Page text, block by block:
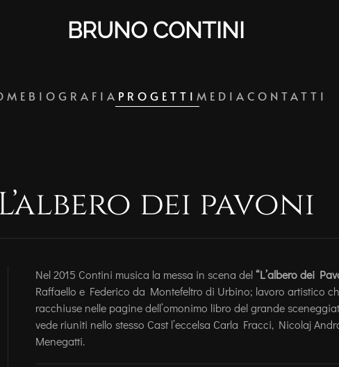
BRUNO CONTINI
BIOGRAFIA PROGETTI MEDIA CONTATTI
dei pavoni
Nel 2015 Contini musica la messa in scena del “L’albero dei
Raffaello e Federico da Montefeltro di Urbino; lavoro artistico
racchiuse nelle pagine dell’omonimo libro del grande
vede riuniti nello stesso Cast l’eccelsa Carla Fracci, Nicolaj
Menegatti.